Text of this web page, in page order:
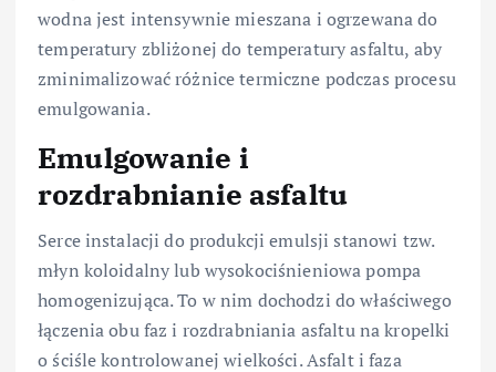
wodna jest intensywnie mieszana i ogrzewana do
temperatury zbliżonej do temperatury asfaltu, aby
zminimalizować różnice termiczne podczas procesu
emulgowania.
Emulgowanie i
rozdrabnianie asfaltu
Serce instalacji do produkcji emulsji stanowi tzw.
młyn koloidalny lub wysokociśnieniowa pompa
homogenizująca. To w nim dochodzi do właściwego
łączenia obu faz i rozdrabniania asfaltu na kropelki
o ściśle kontrolowanej wielkości. Asfalt i faza